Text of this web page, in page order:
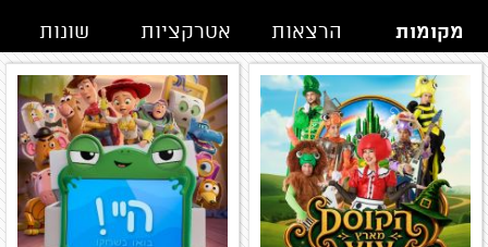
הרצאות
אטרקציות שונות מקומות